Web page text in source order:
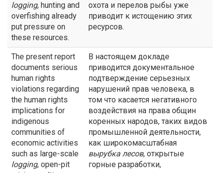
logging, hunting and
overfishing already
put pressure on
these resources.
охота и перелов рыбы уже
приводит к истощению этих
ресурсов.
The present report
documents serious
human rights
violations regarding
the human rights
implications for
indigenous
communities of
economic activities
such as large-scale
logging, open-pit
В настоящем докладе
приводится документальное
подтверждение серьезных
нарушений прав человека, в
том что касается негативного
воздействия на права общин
коренных народов, таких видов
промышленной деятельности,
как широкомасштабная
вырубка лесов, открытые
горные разработки,